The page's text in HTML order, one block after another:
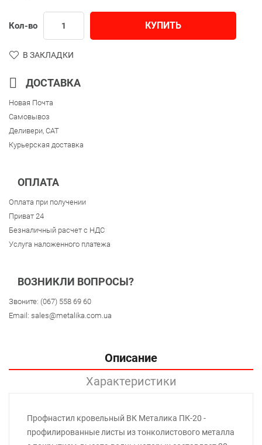
Кол-во КУПИТЬ
В ЗАКЛАДКИ
ДОСТАВКА
Новая Почта
Самовывоз
Деливери, CAT
Курьерская доставка
ОПЛАТА
Оплата при получении
Приват 24
Безналичный расчет с НДС
Услуга наложенного платежа
ВОЗНИКЛИ ВОПРОСЫ?
Звоните: (067) 558 69 60
Email: sales@metalika.com.ua
Описание
Характеристики
Профнастил кровельный ВК Металика ПК-20 -
профилированные листы из тонколистового металла